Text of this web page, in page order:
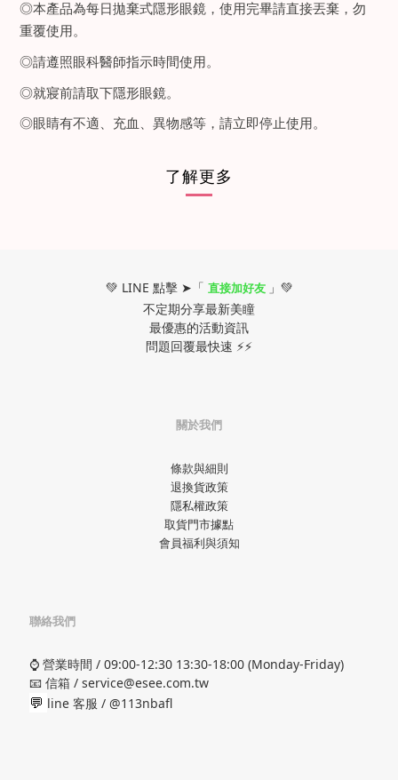
◎本產品為每日拋棄式隱形眼鏡，使用完畢請直接丟棄，勿
重覆使用。
◎請遵照眼科醫師指示時間使用。
◎就寢前請取下隱形眼鏡。
◎眼睛有不適、充血、異物感等，請立即停止使用。
了解更多
💚 LINE 點擊 ➤「 直接加好友 」💚
不定期分享最新美瞳
最優惠的活動資訊
問題回覆最快速 ⚡⚡
關於我們
條款與細則
退換貨政策
隱私權政策
取貨門市據點
會員福利與須知
聯絡我們
⌚ 營業時間 / 09:00-12:30 13:30-18:00 (Monday-Friday)
📧 信箱 / service@esee.com.tw
💬 line 客服 / @113nbafl